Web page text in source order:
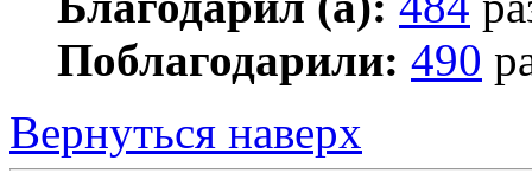
Поблагодарили: 490
Вернуться наверх